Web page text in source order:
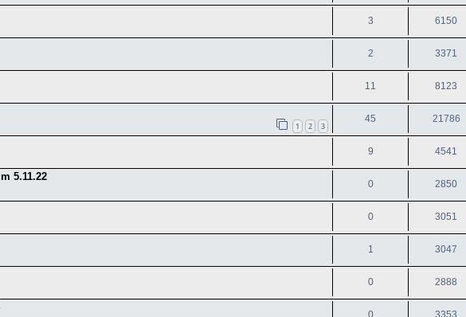
3 6150
2 3371
11 8123
1 2 3
45 21786
9 4541
5.11.22
0 2850
0 3051
1 3047
0 2888
0 3353